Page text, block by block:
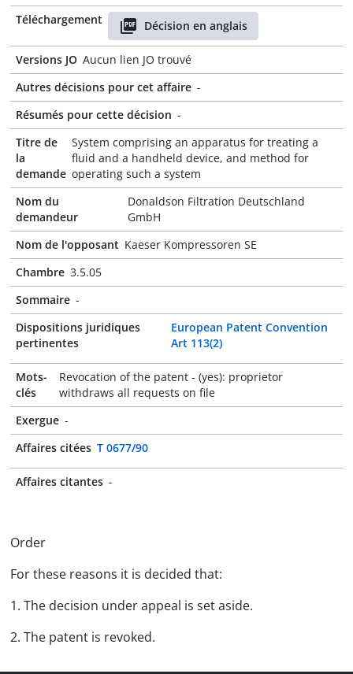
Téléchargement
Décision en anglais
Versions JO Aucun lien JO trouvé
Autres décisions pour cet affaire -
Résumés pour cette décision -
Titre de
la
demande
System comprising an apparatus for treating a
fluid and a handheld device, and method for
operating such a system
Nom du
demandeur
Donaldson Filtration Deutschland
GmbH
Nom de l'opposant Kaeser Kompressoren SE
Chambre 3.5.05
Sommaire -
Dispositions juridiques
pertinentes
European Patent Convention
Art 113(2)
Mots-
clés
Revocation of the patent - (yes): proprietor
withdraws all requests on file
Exergue -
Affaires citées T 0677/90
Affaires citantes -
Order
For these reasons it is decided that:
1. The decision under appeal is set aside.
2. The patent is revoked.